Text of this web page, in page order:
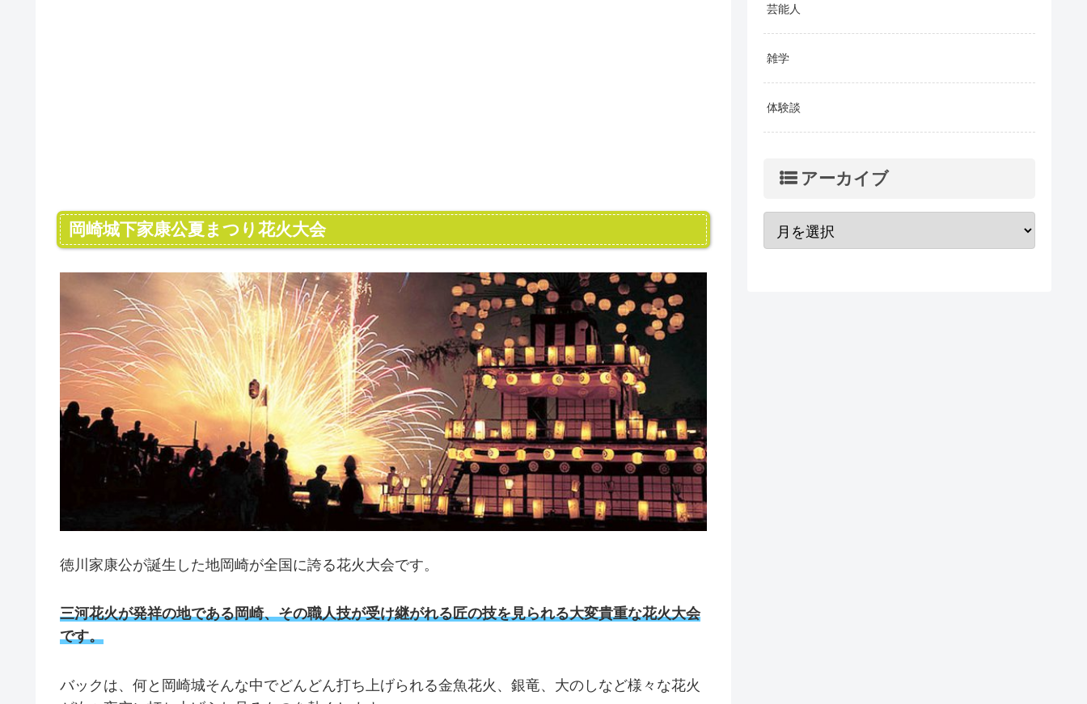
岡崎城下家康公夏まつり花火大会
徳川家康公が誕生した地岡崎が全国に誇る花火大会です。
三河花火が発祥の地である岡崎、その職人技が受け継がれる匠の技を見られる大変貴重な花火大会
です。
バックは、何と岡崎城そんな中でどんどん打ち上げられる金魚花火、銀竜、大のしなど様々な花火
芸能人
雑学
体験談
アーカイブ